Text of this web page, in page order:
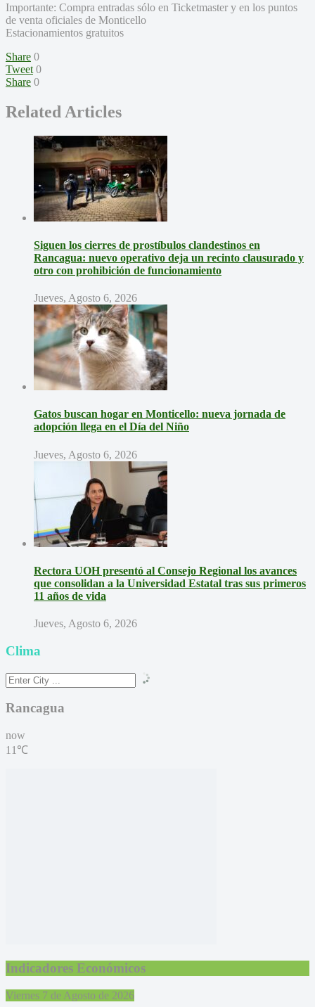
Importante: Compra entradas sólo en Ticketmaster y en los puntos
de venta oficiales de Monticello
Estacionamientos gratuitos
Share 0
Tweet 0
Share 0
Related Articles
Siguen los cierres de prostíbulos clandestinos en
Rancagua: nuevo operativo deja un recinto clausurado y
otro con prohibición de funcionamiento
Jueves, Agosto 6, 2026
Gatos buscan hogar en Monticello: nueva jornada de
adopción llega en el Día del Niño
Jueves, Agosto 6, 2026
Rectora UOH presentó al Consejo Regional los avances
que consolidan a la Universidad Estatal tras sus primeros
11 años de vida
Jueves, Agosto 6, 2026
Clima
Rancagua
now
11℃
Indicadores Económicos
Viernes 7 de Agosto de 2026